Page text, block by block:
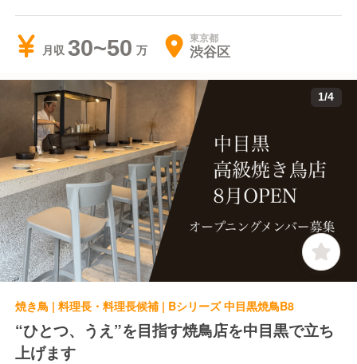
月収 30~50 東京都
渋谷区
1/4
焼き鳥 | 料理長・料理長候補 | Bシリーズ 中目黒焼鳥B8
“ひとつ、うえ”を目指す焼鳥店を中目黒で立ち
上げます